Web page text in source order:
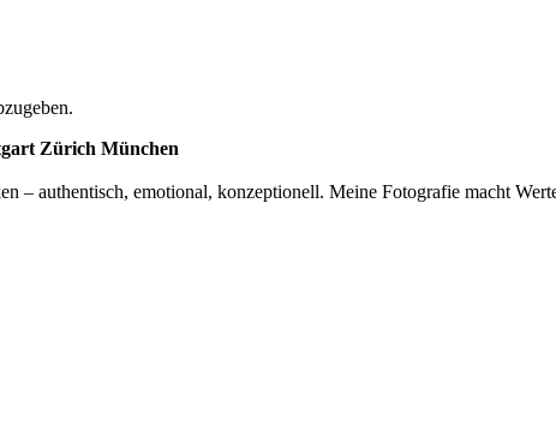
Zürich München
– authentisch, emotional, konzeptionell. Meine Fotografie macht